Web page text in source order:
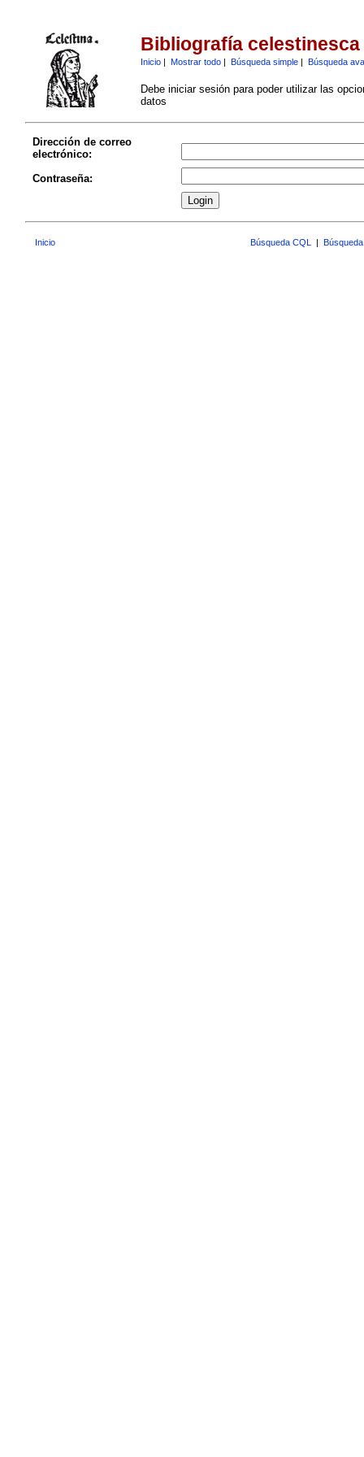
Bibliografía celestinesca
Inicio| Mostrar todo| Búsqueda simple| Búsqueda
Debe iniciar sesión para poder utilizar las
datos
Dirección de correo
electrónico:
Contraseña:
Inicio Búsqueda CQL |